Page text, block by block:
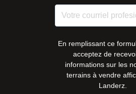
En remplissant ce
acceptez de
informations sur les
terrains à vendre
Landerz.